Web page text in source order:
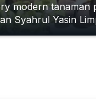
modern tanaman
Syahrul Yasin